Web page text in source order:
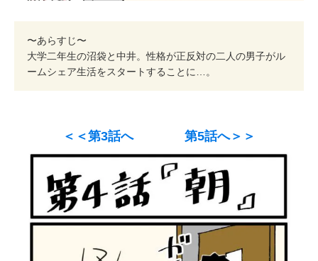
〜あらすじ〜
大学二年生の沼袋と中井。性格が正反対の二人の男子がル
ームシェア生活をスタートすることに…。
＜＜第3話へ 第5話へ＞＞